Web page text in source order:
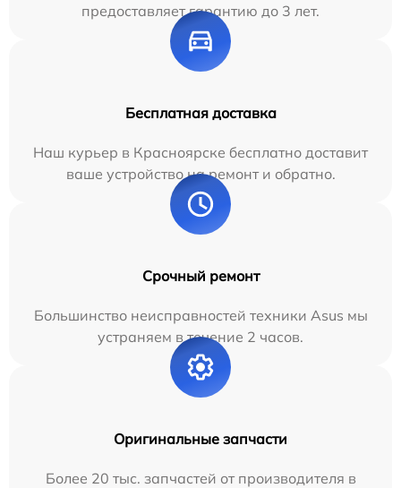
предоставляет гарантию до 3 лет.
Бесплатная доставка
Наш курьер в Красноярске бесплатно доставит
ваше устройство на ремонт и обратно.
Срочный ремонт
Большинство неисправностей техники Asus мы
устраняем в течение 2 часов.
Оригинальные запчасти
Более 20 тыс. запчастей от производителя в